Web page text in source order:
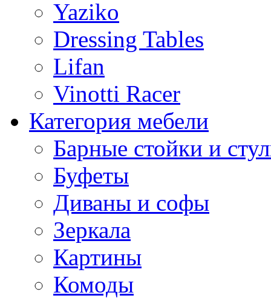
Yaziko
Dressing Tables
Lifan
Vinotti Racer
Категория мебели
Барные стойки и
Буфеты
Диваны и софы
Зеркала
Картины
Комоды